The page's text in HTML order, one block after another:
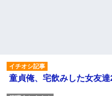
童貞俺、宅飲みした女友